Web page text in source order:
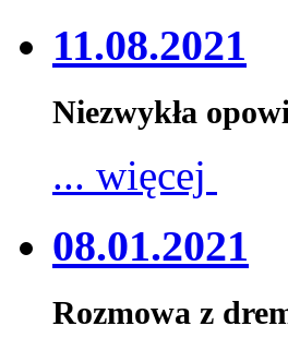
11.08.2021
Niezwykła
... więcej
08.01.2021
Rozmowa z